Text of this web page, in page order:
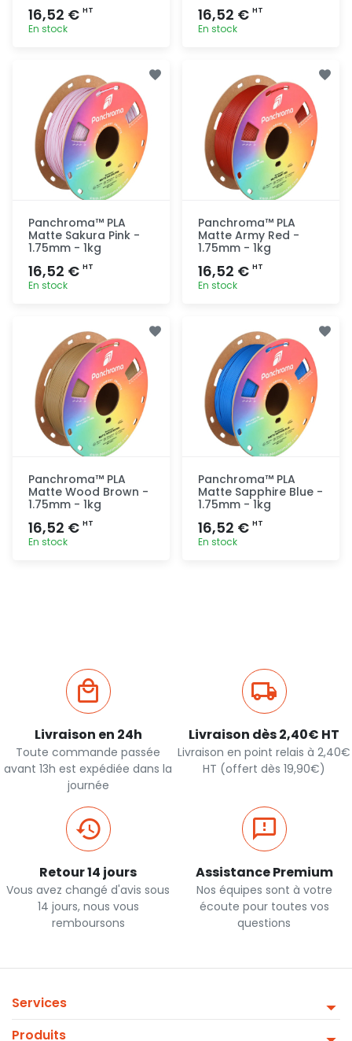
16,52 € HT
En stock
rapide
16,52 € HT
En stock
rapide
Panchroma™ PLA
Matte Sakura Pink -
1.75mm - 1kg
16,52 € HT
En stock
rapide
Panchroma™ PLA
Matte Army Red -
1.75mm - 1kg
16,52 € HT
En stock
rapide
Panchroma™ PLA
Matte Wood Brown -
1.75mm - 1kg
16,52 € HT
En stock
Panchroma™ PLA
Matte Sapphire Blue -
1.75mm - 1kg
16,52 € HT
En stock
Livraison en 24h
Toute commande passée
avant 13h est expédiée dans la
journée
Livraison dès 2,40€ HT
Livraison en point relais à 2,40€
HT (offert dès 19,90€)
Retour 14 jours
Vous avez changé d'avis sous
14 jours, nous vous
remboursons
Assistance Premium
Nos équipes sont à votre
écoute pour toutes vos
questions
Services
Produits